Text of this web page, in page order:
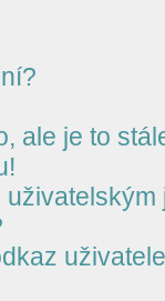
ale je to